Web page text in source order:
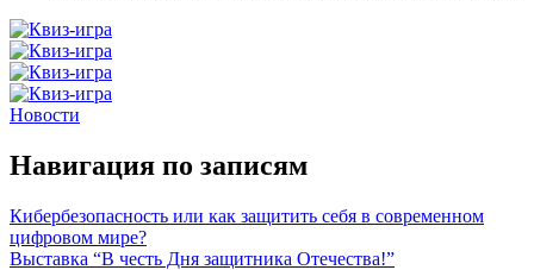
Новости
Навигация по записям
Кибербезопасность или как защитить себя в современном
цифровом мире?
Выставка “В честь Дня защитника Отечества!”